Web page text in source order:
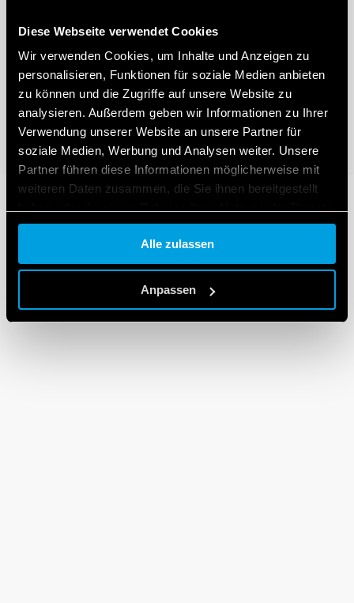
Diese Webseite verwendet Cookies
Wir verwenden Cookies, um Inhalte und Anzeigen zu
personalisieren, Funktionen für soziale Medien anbieten
zu können und die Zugriffe auf unsere Website zu
analysieren. Außerdem geben wir Informationen zu Ihrer
Verwendung unserer Website an unsere Partner für
soziale Medien, Werbung und Analysen weiter. Unsere
Partner führen diese Informationen möglicherweise mit
weiteren Daten zusammen, die Sie ihnen bereitgestellt
gesammelt haben.
Cookie policy.
Alle zulassen
Anpassen